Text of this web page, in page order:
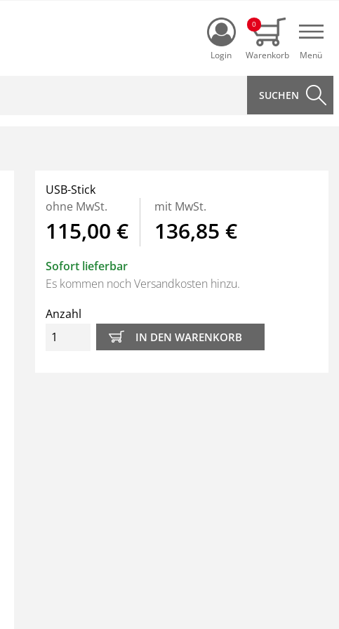
Login
0
USB-Stick
ohne MwSt.
115,00 €
mit MwSt.
136,85 €
Sofort lieferbar
Es kommen noch Versandkosten hinzu.
Anzahl